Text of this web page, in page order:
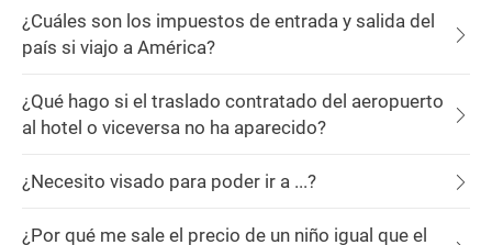
¿Cuáles son los impuestos de entrada y salida del
país si viajo a América?
¿Qué hago si el traslado contratado del aeropuerto
al hotel o viceversa no ha aparecido?
¿Necesito visado para poder ir a ...?
¿Por qué me sale el precio de un niño igual que el